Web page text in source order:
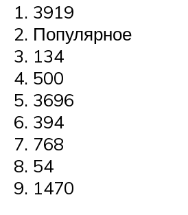
3919
Популярное
134
500
3696
394
768
54
1470